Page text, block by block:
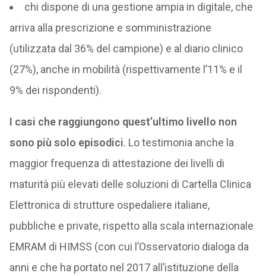
chi dispone di una gestione ampia in digitale, che
arriva alla prescrizione e somministrazione
(utilizzata dal 36% del campione) e al diario clinico
(27%), anche in mobilità (rispettivamente l’11% e il
9% dei rispondenti).
I casi che raggiungono quest’ultimo livello non
sono più solo episodici. Lo testimonia anche la
maggior frequenza di attestazione dei livelli di
maturità più elevati delle soluzioni di Cartella Clinica
Elettronica di strutture ospedaliere italiane,
pubbliche e private, rispetto alla scala internazionale
EMRAM di HIMSS (con cui l’Osservatorio dialoga da
anni e che ha portato nel 2017 all’istituzione della